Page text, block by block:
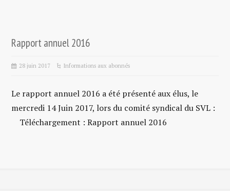
Rapport annuel 2016
28 juin 2017 Informations aux abonnés
Le rapport annuel 2016 a été présenté aux élus, le
mercredi 14 Juin 2017, lors du comité syndical du SVL :
Téléchargement : Rapport annuel 2016